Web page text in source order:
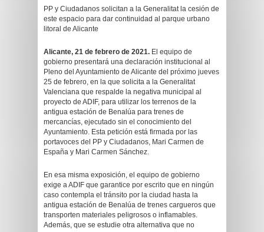
PP y Ciudadanos solicitan a la Generalitat la cesión de
este espacio para dar continuidad al parque urbano
litoral de Alicante
Alicante, 21 de febrero de 2021. El equipo de
gobierno presentará una declaración institucional al
Pleno del Ayuntamiento de Alicante del próximo jueves
25 de febrero, en la que solicita a la Generalitat
Valenciana que respalde la negativa municipal al
proyecto de ADIF, para utilizar los terrenos de la
antigua estación de Benalúa para trenes de
mercancías, ejecutado sin el conocimiento del
Ayuntamiento. Esta petición está firmada por las
portavoces del PP y Ciudadanos, Mari Carmen de
España y Mari Carmen Sánchez.
En esa misma exposición, el equipo de gobierno
exige a ADIF que garantice por escrito que en ningún
caso contempla el tránsito por la ciudad hasta la
antigua estación de Benalúa de trenes cargueros que
transporten materiales peligrosos o inflamables.
Además, que se estudie otra alternativa que no